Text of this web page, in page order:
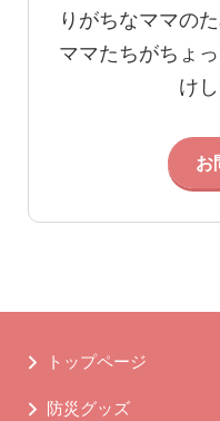
りがちなママの
ママたちがちょ
け
お
トップページ
防災グッズ